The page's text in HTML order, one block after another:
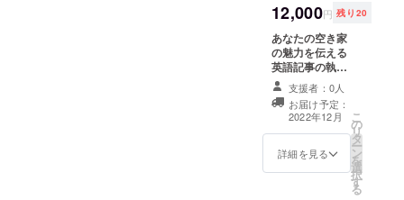
に、ご自身の
をご記入くださ
い。 視聴期間限
定公開：2023年
1月 ~ 2023年3月
お礼メールを送
信させていただ
本語記事を英語
に直します。 伝
えたいニュアン
スを、翻訳ソフ
トではうまく翻
訳できていない
場合があると思
います。 そのよ
うな箇所を修正
施期間：2022年
12月 ~ 2023年2
12,000円 残り20
あなたの空き家
の魅力を伝える
英語記事の執筆
を代行するプラ
ン Windows
Wordにて、
12pt、ダブルス
ペースの設定
で、1ページ半ほ
支援者：0人
お届け予定：
2022年12月
詳細を見る
こ
の
リ
タ
ー
ン
を
選
択
す
る